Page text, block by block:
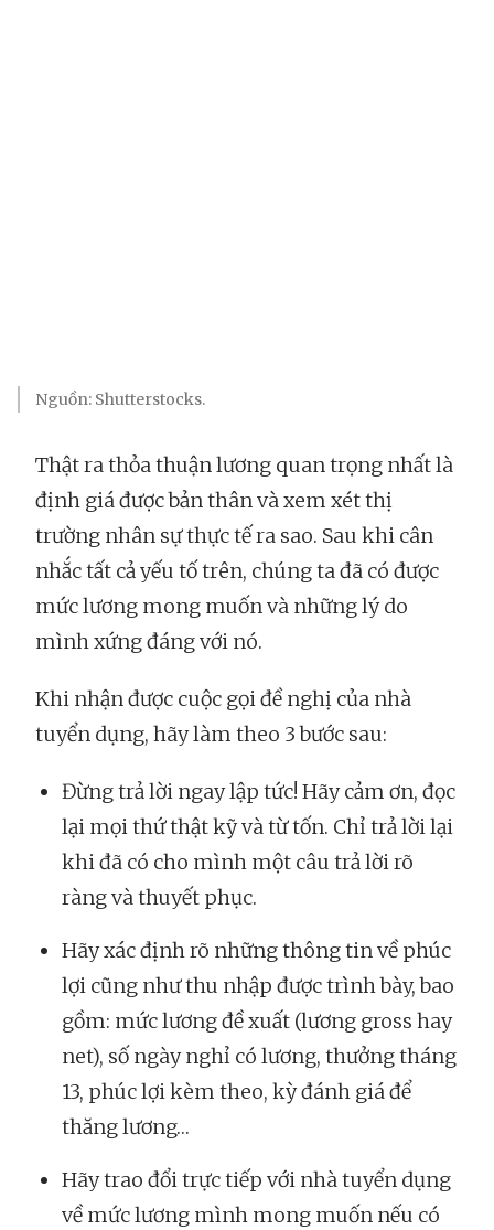
Nguồn: Shutterstocks.
Thật ra thỏa thuận lương quan trọng nhất là
định giá được bản thân và xem xét thị
trường nhân sự thực tế ra sao. Sau khi cân
nhắc tất cả yếu tố trên, chúng ta đã có được
mức lương mong muốn và những lý do
mình xứng đáng với nó.
Khi nhận được cuộc gọi đề nghị của nhà
tuyển dụng, hãy làm theo 3 bước sau:
Đừng trả lời ngay lập tức! Hãy cảm ơn, đọc
lại mọi thứ thật kỹ và từ tốn. Chỉ trả lời lại
khi đã có cho mình một câu trả lời rõ
ràng và thuyết phục.
Hãy xác định rõ những thông tin về phúc
lợi cũng như thu nhập được trình bày, bao
gồm: mức lương đề xuất (lương gross hay
net), số ngày nghỉ có lương, thưởng tháng
13, phúc lợi kèm theo, kỳ đánh giá để
thăng lương…
Hãy trao đổi trực tiếp với nhà tuyển dụng
về mức lương mình mong muốn nếu có